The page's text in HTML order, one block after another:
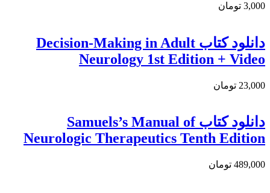
3,000 تومان
دانلود كتاب Decision-Making in Adult
Neurology 1st Edition + Video
23,000 تومان
دانلود کتاب Samuels’s Manual of
Neurologic Therapeutics Tenth Edition
489,000 تومان